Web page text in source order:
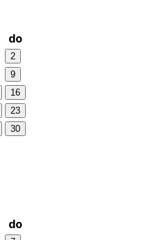
do
2
9
16
23
30
do